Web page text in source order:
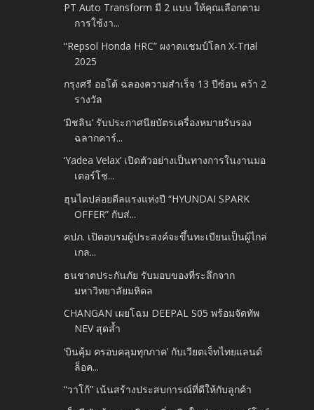
PT Auto Transform มี 2 แบบ ให้คุณเลือกตาม
การใช้งา...
“Repsol Honda HRC” ผงาดแชมป์โลก X-Trial
2025
กรุงศรี ออโต้ ฉลองความสำเร็จ 13 ปีซ้อน คว้า 2
รางวัล
‘มิชลิน’ รับประกาศนียบัตรเครื่องหมายรับรอง
ฉลากคาร์...
‘Yadea Velax’ เปิดตัวอย่างเป็นทางการในงานมอ
เตอร์โช...
ฮุนไดปล่อยดีลแรงแห่งปี “HYUNDAI SPARK
OFFER” กับส่...
คปภ. เปิดอบรมผู้ประสงค์จะขึ้นทะเบียนเป็นผู้ไกล่
เกล...
ธนชาตประกันภัย รับมอบของที่ระลึกจาก
มหาวิทยาลัยมหิดล
CHANGAN เผยโฉม DEEPAL S05 พร้อมจัดทัพ
NEV สุดล้ำ
‘บินคุ้ม ครอบคลุมทุกภาค’ กับเวียตเจ็ทไทยแลนด์
ล็อค...
“วาโก้” เน้นสร้างประสบการณ์ที่ดีให้กับลูกค้า